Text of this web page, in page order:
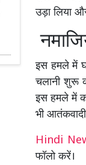
उड़ा लिया
इस हमले में
चलानी शुरू
इस हमले में
भी
Hindi
फॉलो करें।